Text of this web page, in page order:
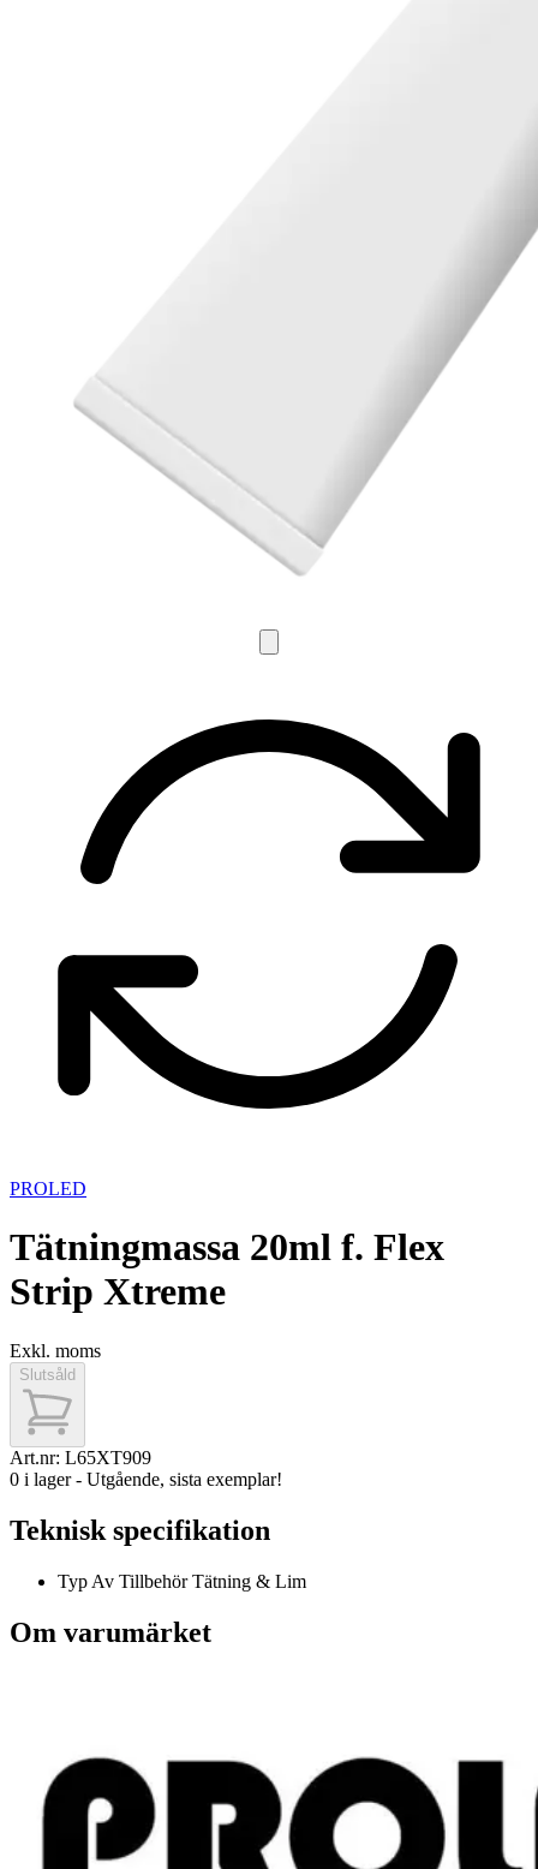
PROLED
Tätningmassa 20ml f. Flex
Strip Xtreme
Exkl. moms
Slutsåld
Art.nr: L65XT909
0 i lager - Utgående, sista exemplar!
Teknisk specifikation
Typ Av TillbehörTätning & Lim
Om varumärket